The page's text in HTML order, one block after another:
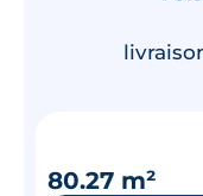
80.27 m²